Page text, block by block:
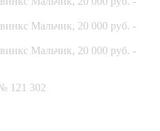
121 302